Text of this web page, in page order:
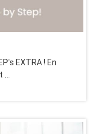
EXTRA ! En